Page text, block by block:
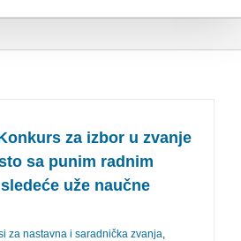
za izbor u zvanje
sa punim radnim
uže naučne
za nastavna i saradnička zvanja,